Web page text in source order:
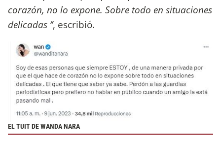
corazón, no lo expone. Sobre todo en situaciones
delicadas ‘’, escribió.
EL TUIT DE WANDA NARA